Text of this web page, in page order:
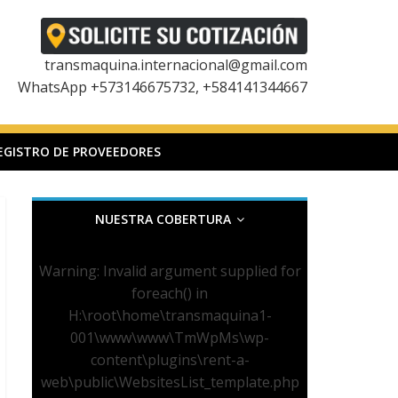
transmaquina.internacional@gmail.com
WhatsApp +573146675732, +584141344667
DE PROVEEDORES
NUESTRA COBERTURA
Warning: Invalid argument supplied for
foreach() in
H:\root\home\transmaquina1-
001\www\www\TmWpMs\wp-
content\plugins\rent-a-
web\public\WebsitesList_template.php